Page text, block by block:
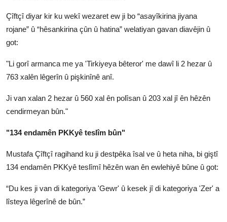
Çîftçî diyar kir ku wekî wezaret ew ji bo “asayîkirina jiyana
rojane” û “hêsankirina çûn û hatina” welatiyan gavan diavêjin û
got:
"Li gorî armanca me ya 'Tirkiyeya bêteror' me dawî li 2 hezar û
763 xalên lêgerîn û pişkinînê anî.
Ji van xalan 2 hezar û 560 xal ên polîsan û 203 xal jî ên hêzên
cendirmeyan bûn."
"134 endamên PKKyê teslîm bûn"
Mustafa Çîftçî ragihand ku ji destpêka îsal ve û heta niha, bi giştî
134 endamên PKKyê teslîmî hêzên wan ên ewlehiyê bûne û got:
“Du kes ji van di kategoriya 'Gewr' û kesek jî di kategoriya 'Zer' a
lîsteya lêgerînê de bûn.”